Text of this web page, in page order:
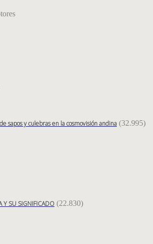
sapos y culebras en la cosmovisión andina (32.995)
Y SU SIGNIFICADO (22.830)